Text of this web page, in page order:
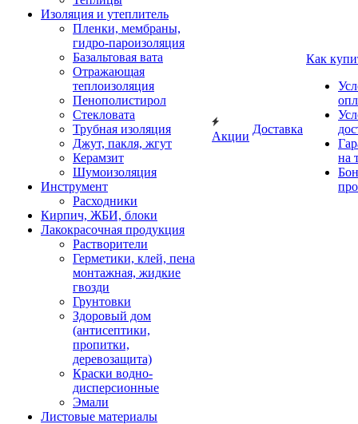
Изоляция и утеплитель
Пленки, мембраны,
гидро-пароизоляция
Базальтовая вата
Отражающая
теплоизоляция
Пенополистирол
Стекловата
Трубная изоляция
Джут, пакля, жгут
Керамзит
Шумоизоляция
Инструмент
Расходники
Кирпич, ЖБИ, блоки
Лакокрасочная продукция
Растворители
Герметики, клей, пена
монтажная, жидкие
гвозди
Грунтовки
Здоровый дом
(антисептики,
пропитки,
деревозащита)
Краски водно-
дисперсионные
Эмали
Листовые материалы
Акции
Доставка
Как
на